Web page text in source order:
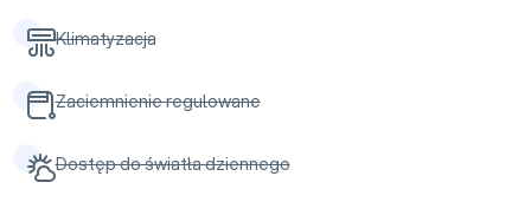
Klimatyzacja
Zaciemnienie regulowane
Dostęp do światła dziennego